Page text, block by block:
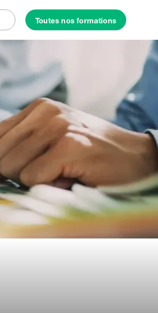
RechercherToutes nos formations